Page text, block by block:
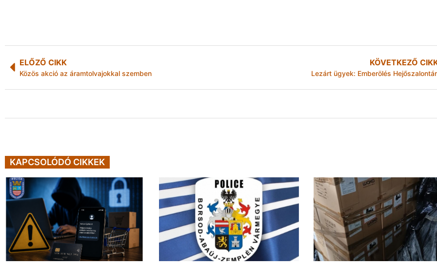
ELŐZŐ CIKK
Közös akció az áramtolvajokkal szemben
KÖVETKEZŐ
Lezárt ügyek: Emberölés
KAPCSOLÓDÓ CIKKEK